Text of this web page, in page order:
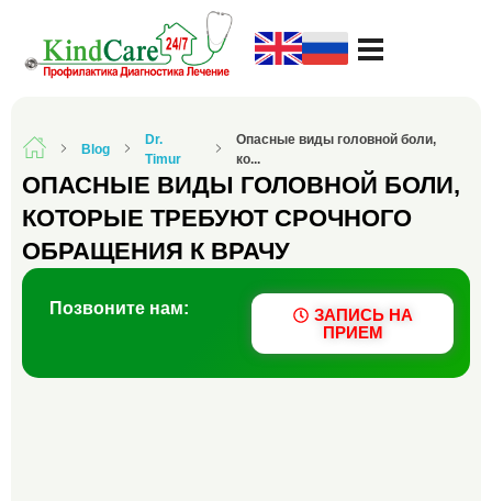
Blog
Dr.
Timur
Опасные виды головной боли,
ко...
ОПАСНЫЕ ВИДЫ ГОЛОВНОЙ БОЛИ,
КОТОРЫЕ ТРЕБУЮТ СРОЧНОГО
ОБРАЩЕНИЯ К ВРАЧУ
Позвоните нам:
ЗАПИСЬ НА
ПРИЕМ